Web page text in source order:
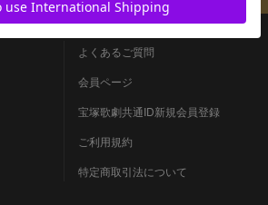
よくあるご質問
会員ページ
宝塚歌劇共通ID新規会員登録
ご利用規約
特定商取引法について